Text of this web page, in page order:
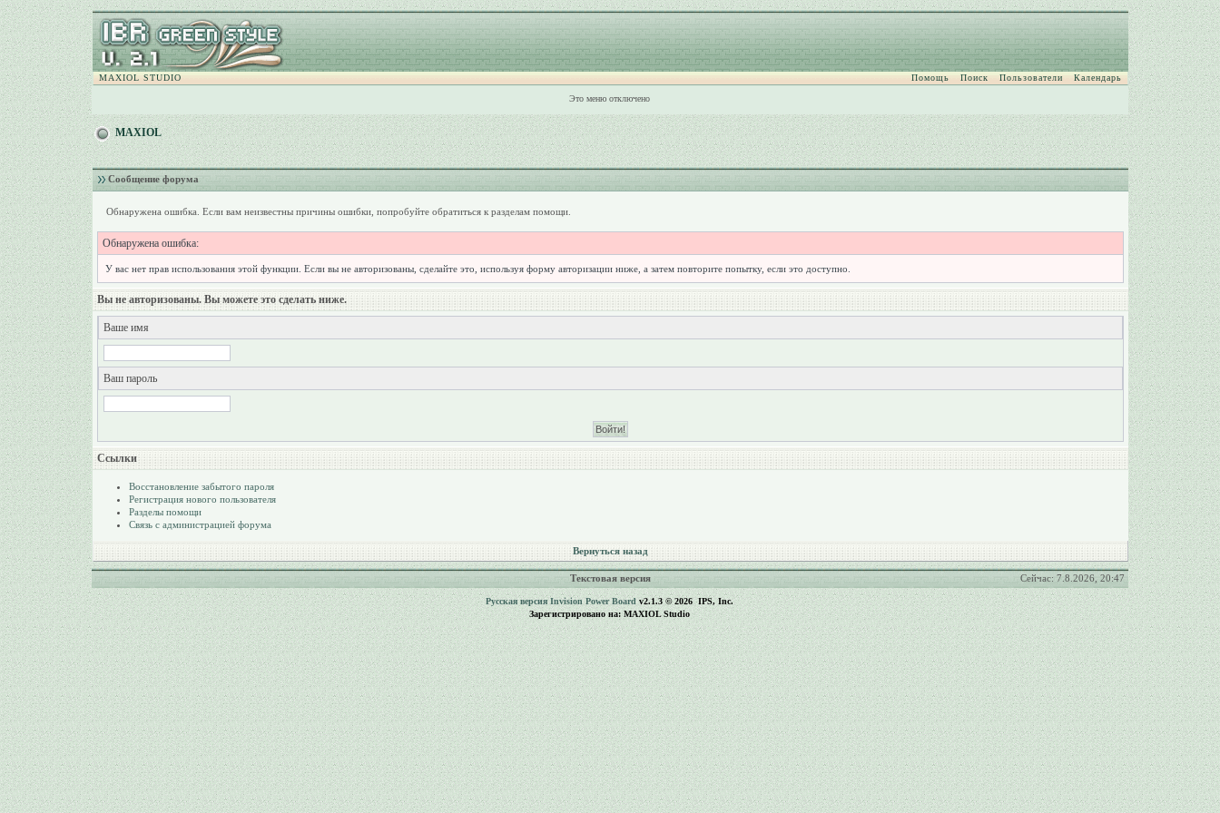
MAXIOL STUDIO Помощь Поиск Пользователи Календарь
Это меню отключено
MAXIOL
Сообщение форума
Обнаружена ошибка. Если вам неизвестны причины ошибки, попробуйте обратиться к разделам помощи.
Обнаружена ошибка:
У вас нет прав использования этой функции. Если вы не авторизованы, сделайте это, используя форму авторизации ниже, а затем повторите попытку, если это доступно.
Вы не авторизованы. Вы можете это сделать ниже.
Ваше имя
Ваш пароль
Ссылки
Восстановление забытого пароля
Регистрация нового пользователя
Разделы помощи
Связь с администрацией форума
Вернуться назад
Текстовая версия Сейчас: 7.8.2026, 20:47
Русская версия Invision Power Boardv2.1.3 © 2026 IPS, Inc.
Зарегистрировано на: MAXIOL Studio